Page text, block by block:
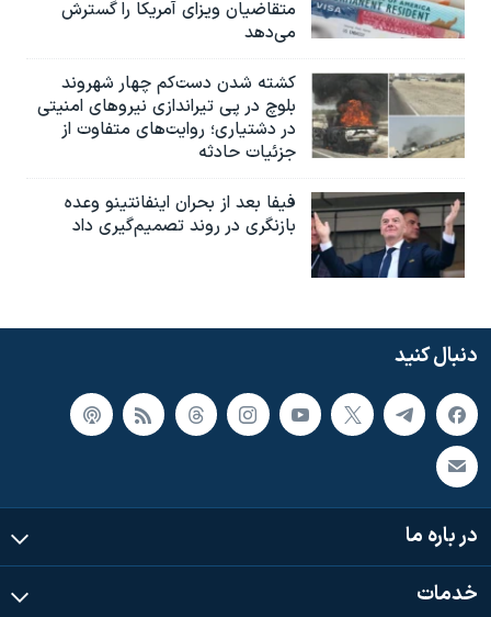
متقاضیان ویزای آمریکا را گسترش
می‌دهد
کشته شدن دست‌کم چهار شهروند
بلوچ در پی تیراندازی نیروهای امنیتی
در دشتیاری؛ روایت‌های متفاوت از
جزئیات حادثه
فیفا بعد از بحران اینفانتینو وعده
بازنگری در روند تصمیم‌گیری داد
دنبال کنید
در باره ما
خدمات